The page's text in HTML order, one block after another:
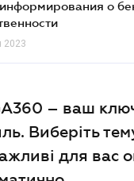
о
2023
– ваш
Виберіть
для вас